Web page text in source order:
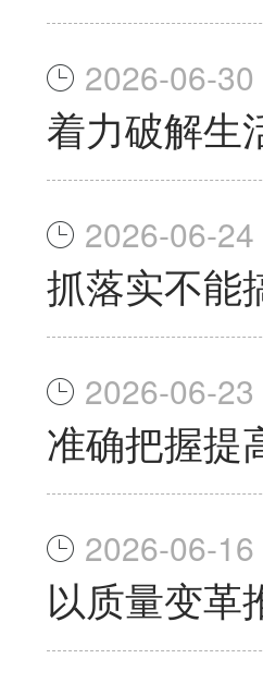
2026-06-30
着力破解生
2026-06-24
抓落实不能
2026-06-23
准确把握提
2026-06-16
以质量变革